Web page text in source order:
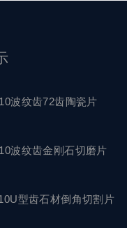
波纹齿72齿陶瓷片
波纹齿金刚石切磨片
型齿石材倒角切割片